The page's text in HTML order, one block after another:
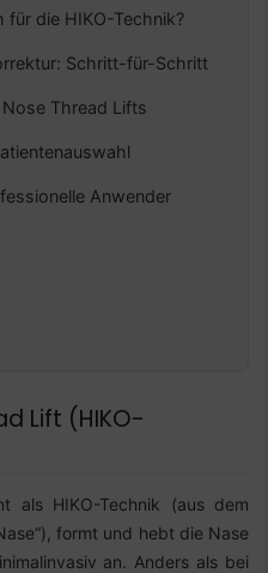
für die HIKO-Technik?
Schritt-für-Schritt
Thread Lifts
Anwender
Lift (HIKO-
als HIKO-Technik (aus dem
formt und hebt die Nase
an. Anders als bei